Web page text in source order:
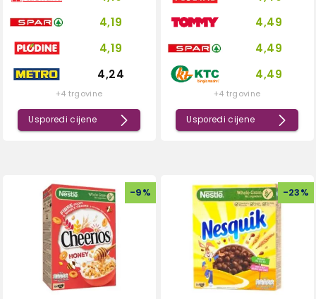
4,19
4,19
4,24
+4 trgovine
Usporedi cijene
4,49
4,49
4,49
+4 trgovine
Usporedi cijene
-9% -23%